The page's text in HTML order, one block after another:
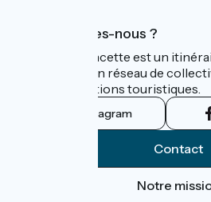
Qui sommes-nous ?
La Vélo Francette est un
promu par un réseau de
leurs institutions touristiques.
Instagram
Contact
Notre